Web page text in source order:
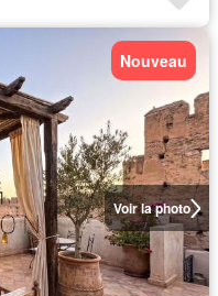
Voir la photo
Nouveau